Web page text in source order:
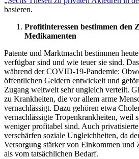
basieren.
Profitinteressen bestimmen den
Medikamenten
Patente und Marktmacht bestimmen
verfügbar sind und wie teuer sie sind.
während der COVID-19-Pandemie:
öffentlichen Geldern entwickelt und
Zugang weltweit sehr ungleich verteilt.
zu Krankheiten, die vor allem arme
vernachlässigt. Dazu gehören etwa
vernachlässigte Tropenkrankheiten, weil
weniger profitabel sind. Auch
verschärfen soziale Ungleichheiten, da
Versorgung stärker von Einkommen und
als vom tatsächlichen Bedarf.